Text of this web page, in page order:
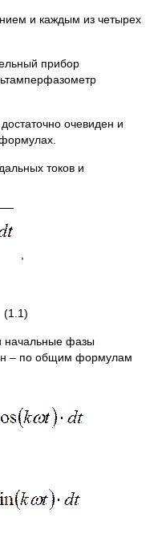
и каждым из четырех
прибор
очевиден и
токов и
начальные фазы
– по общим формулам